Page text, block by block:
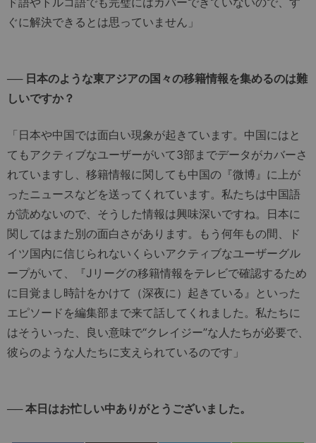
ぐに解決できるとは思っていません」
── 日本のような東アジアの国々の移籍情報を集めるのは難
しいですか？
「日本や中国では面白い現象が起きています。中国にはと
てもアクティブなユーザーがいて3部までデータがカバーさ
れていますし、移籍情報に関しても中国の『微博』に上が
ったニュースなどを送ってくれています。私たちは中国語
が読めないので、そうした情報は興味深いですね。日本に
関してはまた別の面白さがあります。もう何年もの間、ド
イツ国内に信じられないくらいアクティブなユーザーグル
ープがいて、『Jリーグの移籍情報をテレビで確認するため
に目覚まし時計をかけて（深夜に）起きている』といった
エピソードを編集部まで来て話してくれました。私たちに
はそういった、良い意味で“クレイジー”な人たちが必要で、
彼らのような人たちに支えられているのです」
── 本日はお忙しい中ありがとうございました。